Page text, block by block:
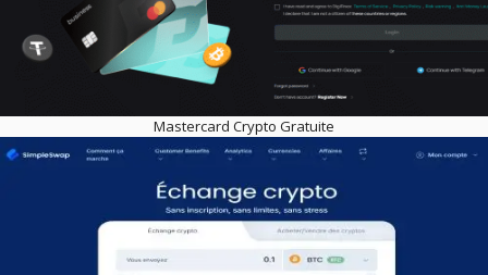
Mastercard Crypto Gratuite